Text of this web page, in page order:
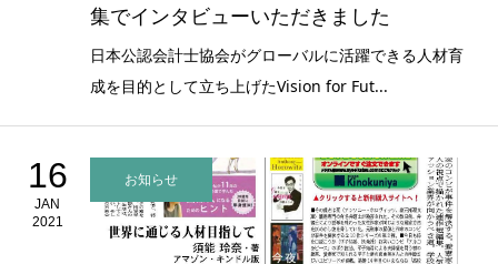
集でインタビューいただきました
日本公認会計士協会がグローバルに活躍できる人材育
成を目的として立ち上げたVision for Fut...
16
JAN
2021
お知らせ